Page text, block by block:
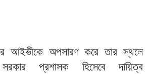
আইভীকে অপসারণ করে তার স্থলে
সরকার প্রশাসক হিসেবে দায়িত্ব